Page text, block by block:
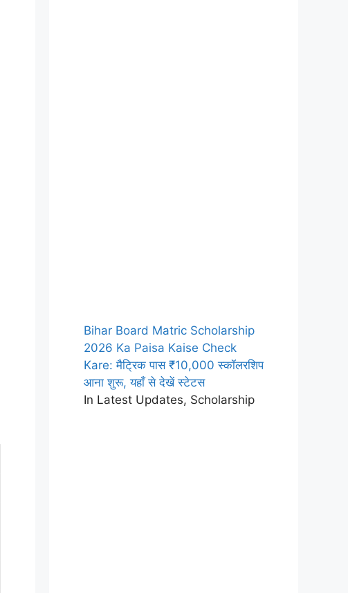
Bihar Board Matric Scholarship
2026 Ka Paisa Kaise Check
Kare: मैट्रिक पास ₹10,000 स्कॉलरशिप
आना शुरू, यहाँ से देखें स्टेटस
In Latest Updates, Scholarship